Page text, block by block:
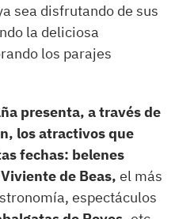
sea disfrutando de sus
la deliciosa
los parajes
presenta, a través de
los atractivos que
fechas: belenes
de Beas, el más
espectáculos